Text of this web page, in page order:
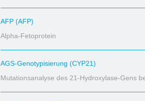
AFP (AFP)
Alpha-Fetoprotein
AGS-Genotypisierung (CYP21)
Mutationsanalyse des 21-Hydroxylase-Gens